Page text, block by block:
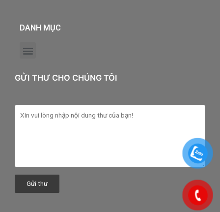
DANH MỤC
GỬI THƯ CHO CHÚNG TÔI
Gửi thư